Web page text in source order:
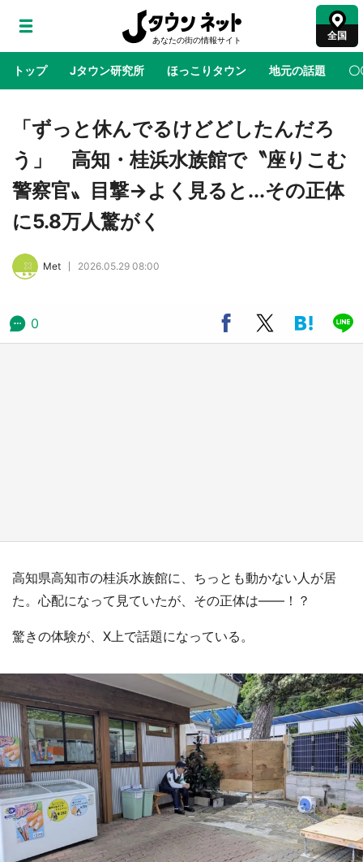
全国
トップ Jタウン研究所 ほっこりタウン 地元の話題 〇
地域×二次元 絶景 あの時はありがとう 物語がはじ
ラプラス・ダークネスが栃木県を征服！？ 県
公式プロモ動画で「聖地」が生産されてます
【7／31～1／31】
む 六本木ヒルズ展望台でコラボ、本邦初公開
日向翔陽＆影山飛雄が笹かまを食べる！ アニ
メ『ハイキュー！！』×老舗「鐘崎」コラボで
「ずっと休んでるけどどしたんだろ
う」 高知・桂浜水族館で〝座りこむ
警察官〟目撃→よく見ると...その正体
に5.8万人驚がく
Met 2026.05.29 08:00
0
高知県高知市の桂浜水族館に、ちっとも動かない人が居
た。心配になって見ていたが、その正体は――！？
驚きの体験が、X上で話題になっている。